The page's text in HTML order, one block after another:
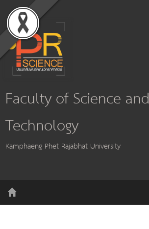
Faculty of Science and
Technology
Kamphaeng Phet Rajabhat University